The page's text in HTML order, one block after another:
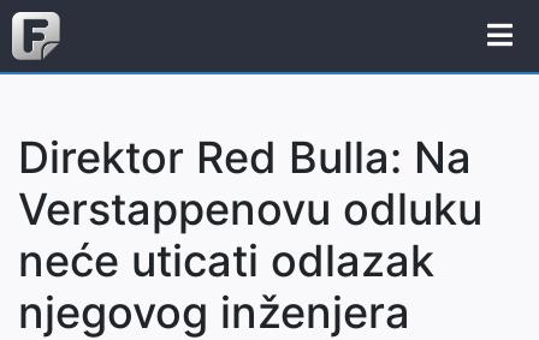
Direktor Red Bulla: Na
Verstappenovu odluku
neće uticati odlazak
njegovog inženjera